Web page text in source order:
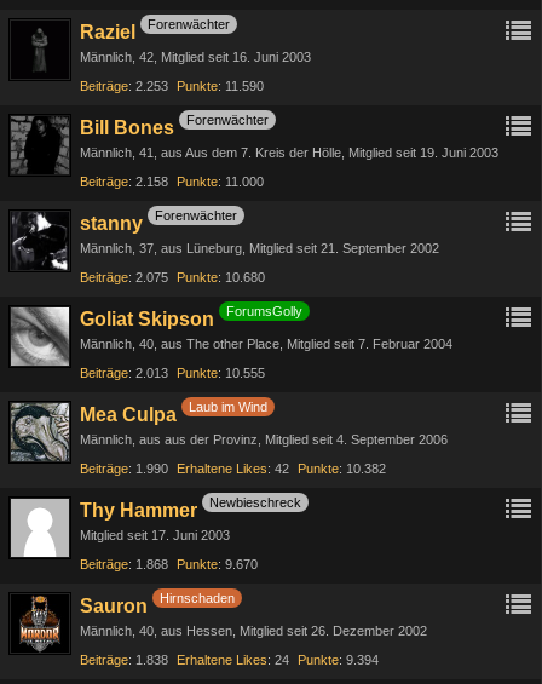
Raziel Forenwächter
Männlich 42 Mitglied seit 16. Juni 2003
Beiträge 2.253 Punkte 11.590
Bill Bones Forenwächter
Männlich 41 aus Aus dem 7. Kreis der Hölle Mitglied seit 19. Juni 2003
Beiträge 2.158 Punkte 11.000
stanny Forenwächter
Männlich 37 aus Lüneburg Mitglied seit 21. September 2002
Beiträge 2.075 Punkte 10.680
Goliat Skipson ForumsGolly
Männlich 40 aus The other Place Mitglied seit 7. Februar 2004
Beiträge 2.013 Punkte 10.555
Mea Culpa Laub im Wind
Männlich aus aus der Provinz
Mitglied seit 4. September 2006
Beiträge 1.990 Erhaltene Likes 42 Punkte 10.382
Thy Hammer Newbieschreck
Mitglied seit 17. Juni 2003
Beiträge 1.868 Punkte 9.670
Sauron Hirnschaden
Männlich 40 aus Hessen Mitglied seit 26. Dezember 2002
Beiträge 1.838 Erhaltene Likes 24 Punkte 9.394